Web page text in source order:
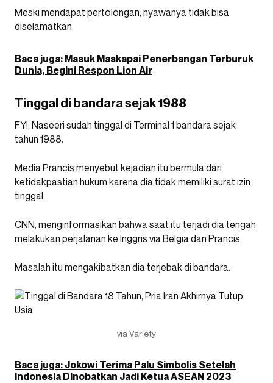
Meski mendapat pertolongan, nyawanya tidak bisa
diselamatkan.
Baca juga: Masuk Maskapai Penerbangan Terburuk
Dunia, Begini Respon Lion Air
Tinggal di bandara sejak 1988
FYI, Naseeri sudah tinggal di Terminal 1 bandara sejak
tahun 1988.
Media Prancis menyebut kejadian itu bermula dari
ketidakpastian hukum karena dia tidak memiliki surat izin
tinggal.
CNN, menginformasikan bahwa saat itu terjadi dia tengah
melakukan perjalanan ke Inggris via Belgia dan Prancis.
Masalah itu mengakibatkan dia terjebak di bandara.
via Variety
Baca juga: Jokowi Terima Palu Simbolis Setelah
Indonesia Dinobatkan Jadi Ketua ASEAN 2023